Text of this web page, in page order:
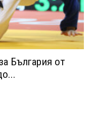
България от